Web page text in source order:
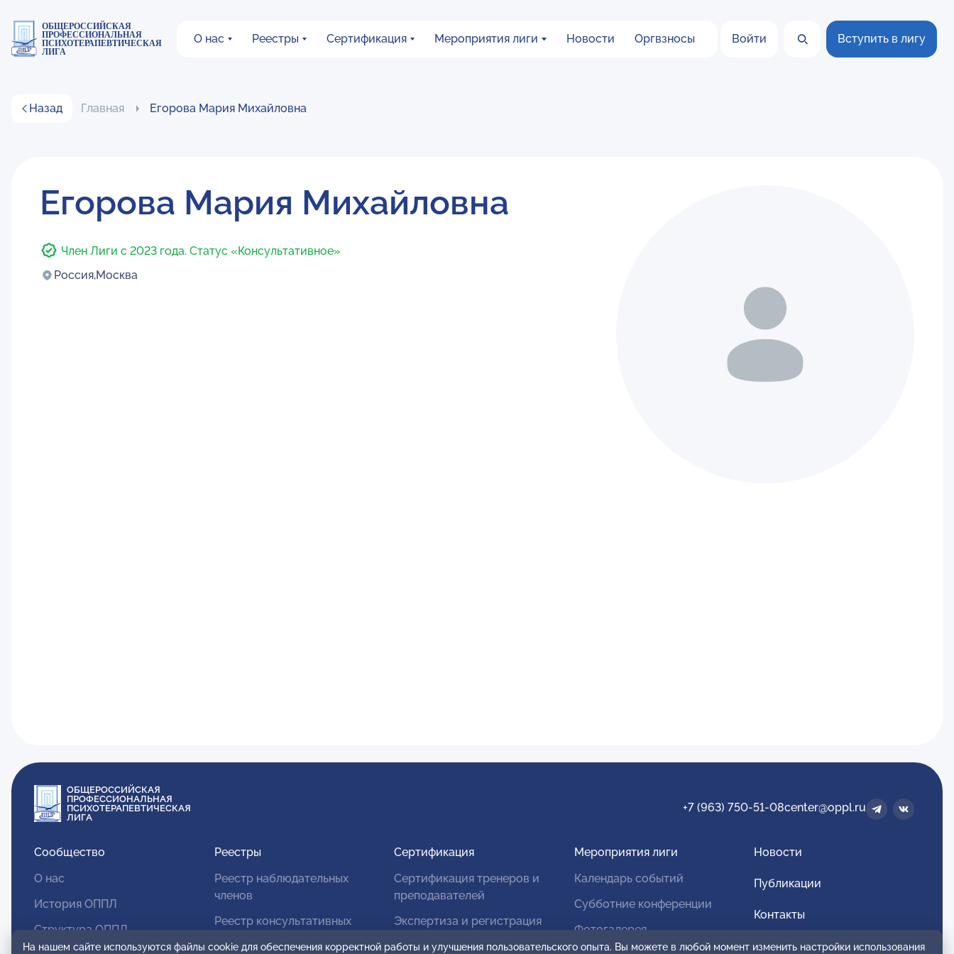
ОБЩЕРОССИЙСКАЯ
ПРОФЕССИОНАЛЬНАЯ
ПСИХОТЕРАПЕВТИЧЕСКАЯ
ЛИГА
О нас Реестры Сертификация Мероприятия лиги Новости Оргвзносы Войти Вступить в лигу
Назад Главная Егорова Мария Михайловна
Егорова Мария Михайловна
Член Лиги с 2023 года. Статус «Консультативное»
Россия,Москва
ОБЩЕРОССИЙСКАЯ
ПРОФЕССИОНАЛЬНАЯ
ПСИХОТЕРАПЕВТИЧЕСКАЯ
ЛИГА
+7 (963) 750-51-08center@oppl.ru
Сообщество
О нас
История ОППЛ
Структура ОППЛ
Реестры
Реестр наблюдательных
членов
Реестр консультативных
Сертификация
Сертификация тренеров и
преподавателей
Экспертиза и регистрация
Мероприятия лиги
Календарь событий
Субботние конференции
Фотогалерея
Новости
Публикации
Контакты
Для спонсоров и партнеров
На нашем сайте используются файлы cookie для обеспечения корректной работы и улучшения пользовательского опыта. Вы можете в любой момент изменить настройки использования